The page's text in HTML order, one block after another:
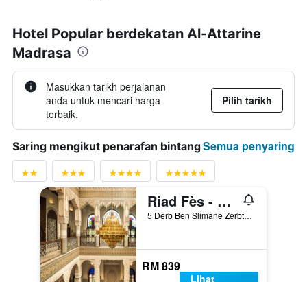
Hotel Popular berdekatan Al-Attarine
Madrasa
Masukkan tarikh perjalanan
anda untuk mencari harga
terbaik.
Pilih tarikh
Saring mengikut penarafan bintangSemua penyaring
Riad Fès - Relais & Châteaux
5 Derb Ben Slimane Zerbtana, Fez, Morocco
RM 839
Lihat